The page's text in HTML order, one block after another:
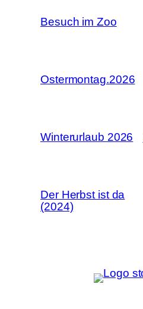
Besuch im Zoo
Ostermontag.2026
Winterurlaub 2026
Der Herbst ist da
(2024)